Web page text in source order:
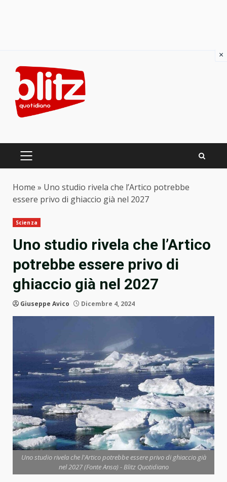
content
PRIMARY
Home » Uno studio rivela che l’Artico potrebbe
essere privo di ghiaccio già nel 2027
Scienza
Uno studio rivela che l’Artico
potrebbe essere privo di
ghiaccio già nel 2027
Giuseppe Avico Dicembre 4, 2024
Uno studio rivela che l'Artico potrebbe essere privo di ghiaccio già
nel 2027 (Fonte Ansa) - Blitz Quotidiano
×